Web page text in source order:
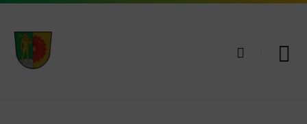
Skip
content
Skip
main
navigation
Skip
footer